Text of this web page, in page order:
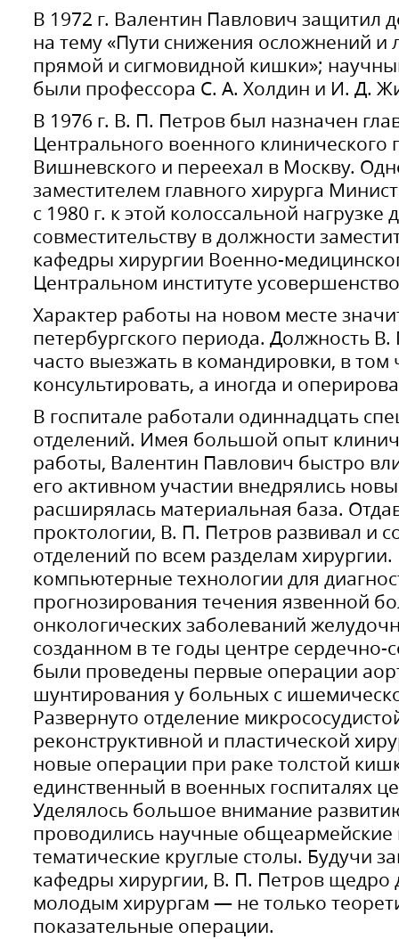
В 1972 г. Валентин Павлович защитил
на тему «Пути снижения осложнений и
прямой и сигмовидной кишки»;
были профессора С. А. Холдин и И. Д.
В 1976 г. В. П. Петров был назначен
Центрального военного клинического
Вишневского и переехал в Москву.
заместителем главного хирурга
с 1980 г. к этой колоссальной
совместительству в должности
кафедры хирургии Военно-
Центральном институте
Характер работы на новом месте
петербургского периода. Должность
часто выезжать в командировки, в том
консультировать, а иногда и
В госпитале работали одиннадцать
отделений. Имея большой опыт
работы, Валентин Павлович быстро
его активном участии внедрялись
расширялась материальная база.
проктологии, В. П. Петров развивал и
отделений по всем разделам
компьютерные технологии для
прогнозирования течения язвенной
онкологических заболеваний
созданном в те годы центре сердечно-
были проведены первые операции
шунтирования у больных с
Развернуто отделение
реконструктивной и пластической
новые операции при раке толстой
единственный в военных госпиталях
Уделялось большое внимание
проводились научные
тематические круглые столы. Будучи
кафедры хирургии, В. П. Петров щедро
молодым хирургам — не только
показательные операции.